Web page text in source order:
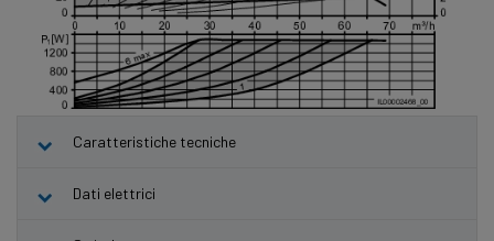
Caratteristiche tecniche
Dati elettrici